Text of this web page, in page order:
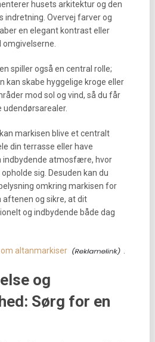
husets arkitektur og den
indretning. Overvej farver og
en elegant kontrast eller
spiller også en central rolle;
kan skabe hyggelige kroge eller
mod sol og vind, så du får
markisen blive et centralt
din terrasse eller have
indbydende atmosfære, hvor
sig. Desuden kan du
omkring markisen for
og sikre, at dit
og indbydende både dag
altanmarkiser
og
Sørg for en